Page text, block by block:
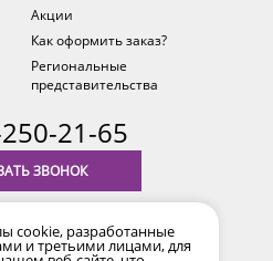
Акции
Как оформить заказ?
Региональные
представительства
21-65
ЗВОНОК
Уфе (MSK+2)
cookie, разработанные
и третьими лицами, для